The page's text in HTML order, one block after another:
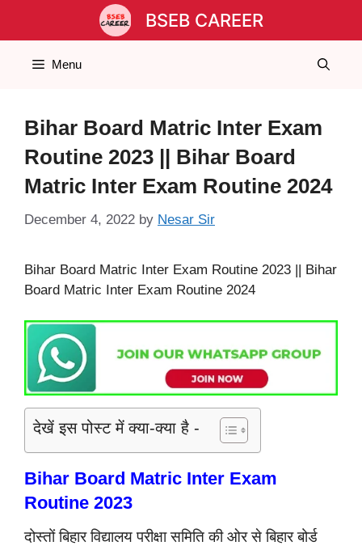
BSEB CAREER
Menu
Bihar Board Matric Inter Exam
Routine 2023 || Bihar Board
Matric Inter Exam Routine 2024
December 4, 2022 by Nesar Sir
Bihar Board Matric Inter Exam Routine 2023 || Bihar
Board Matric Inter Exam Routine 2024
देखें इस पोस्ट में क्या-क्या है -
Bihar Board Matric Inter Exam
Routine 2023
दोस्तों बिहार विद्यालय परीक्षा समिति की ओर से बिहार बोर्ड